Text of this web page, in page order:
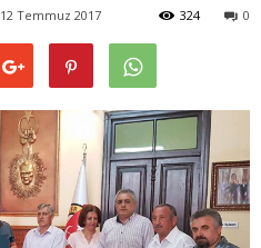
12 Temmuz 2017 0
324